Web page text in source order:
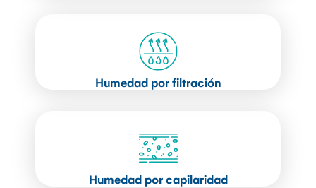
Humedad por filtración
Humedad por capilaridad